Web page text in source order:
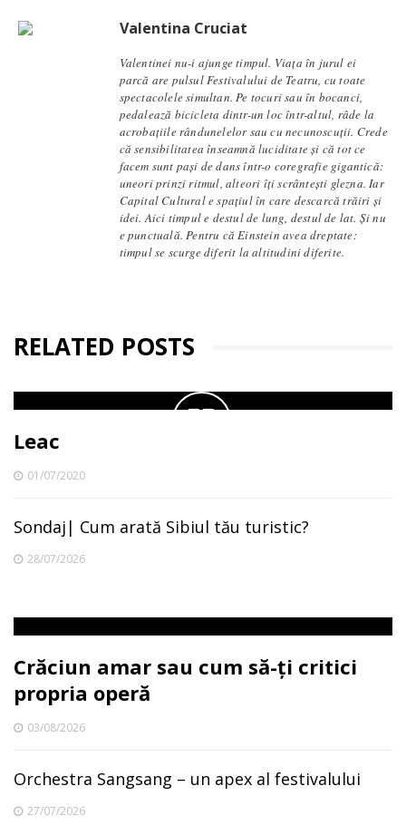
Valentina Cruciat
Valentinei nu-i ajunge timpul. Viața în jurul ei
parcă are pulsul Festivalului de Teatru, cu toate
spectacolele simultan. Pe tocuri sau în bocanci,
pedalează bicicleta dintr-un loc într-altul, râde la
acrobațiile rândunelelor sau cu necunoscuții. Crede
că sensibilitatea înseamnă luciditate și că tot ce
facem sunt pași de dans într-o coregrafie gigantică:
uneori prinzi ritmul, alteori îți scrântești glezna. Iar
Capital Cultural e spațiul în care descarcă trăiri și
idei. Aici timpul e destul de lung, destul de lat. Și nu
e punctuală. Pentru că Einstein avea dreptate:
timpul se scurge diferit la altitudini diferite.
RELATED POSTS
Leac
01/07/2020
Sondaj| Cum arată Sibiul tău turistic?
28/07/2026
Crăciun amar sau cum să-ți critici
propria operă
03/08/2026
Orchestra Sangsang – un apex al festivalului
27/07/2026